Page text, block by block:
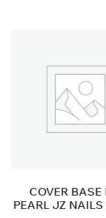
COVER BASE
PEARL JZ NAILS